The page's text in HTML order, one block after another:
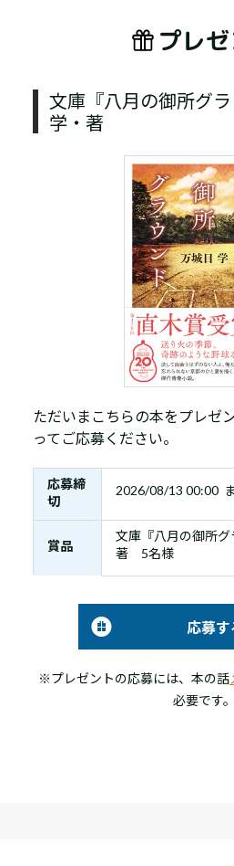
プレ
文庫『八月の御所グ
学・著
ただいまこちらの本をプレゼ
ってご応募ください。
応募締
切
2026/08/13 00:00
賞品
文庫『八月の御所グ
著 5名様
応募す
※プレゼントの応募には、本の話
必要です。